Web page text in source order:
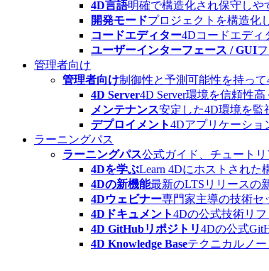
4D言語明確で構造化され保守しや
開発モードプロジェクトを構造化
コードエディター4Dコードエディ
ユーザーインターフェース / GUI
管理者向け
管理者向け制御性と予測可能性を持っ
4D Server4D Server環境を信頼性
メンテナンス安定した4D環境を監
デプロイメント4Dアプリケーショ
ラーニングパス
ラーニングパス公式ガイド、チュート
4Dを学ぶLearn 4Dにホストされた
4Dの新機能最新のLTSリリースの
4Dウェビナー専門家主導の技術セ
4Dドキュメント4Dの公式技術リフ
4D GitHubリポジトリ4Dの公式
4D Knowledge Baseテクニカルノ